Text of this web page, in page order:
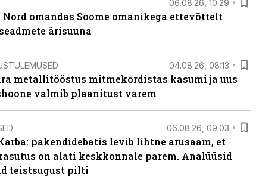
06.08.26, 10:29
Nord omandas Soome omanikega ettevõttelt
ärisuuna
04.08.26, 08:13
metallitööstus mitmekordistas kasumi ja uus
valmib plaanitust varem
06.08.26, 09:03
pakendidebatis levib lihtne arusaam, et
on alati keskkonnale parem. Analüüsid
teistsugust pilti